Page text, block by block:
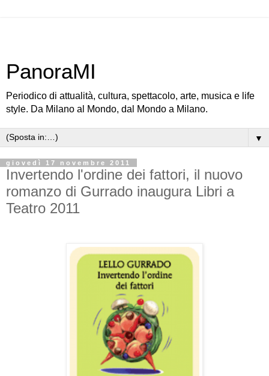
PanoraMI
Periodico di attualità, cultura, spettacolo, arte, musica e life
style. Da Milano al Mondo, dal Mondo a Milano.
▼
giovedì 17 novembre 2011
Invertendo l'ordine dei fattori, il nuovo
romanzo di Gurrado inaugura Libri a
Teatro 2011